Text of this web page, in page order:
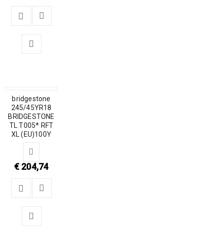
bridgestone
245/45YR18
BRIDGESTONE
TL T005* RFT
XL (EU)100Y
€204,74